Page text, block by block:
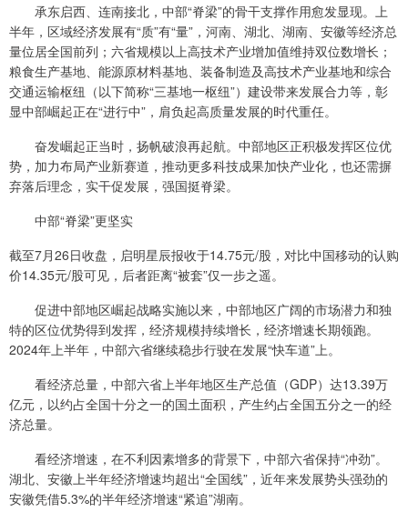
承东启西、连南接北，中部“脊梁”的骨干支撑作用愈发显现。上
半年，区域经济发展有“质”有“量”，河南、湖北、湖南、安徽等经济总
量位居全国前列；六省规模以上高技术产业增加值维持双位数增长；
粮食生产基地、能源原材料基地、装备制造及高技术产业基地和综合
交通运输枢纽（以下简称“三基地一枢纽”）建设带来发展合力等，彰
显中部崛起正在“进行中”，肩负起高质量发展的时代重任。
奋发崛起正当时，扬帆破浪再起航。中部地区正积极发挥区位优
势，加力布局产业新赛道，推动更多科技成果加快产业化，也还需摒
弃落后理念，实干促发展，强国挺脊梁。
中部“脊梁”更坚实
截至7月26日收盘，启明星辰报收于14.75元/股，对比中国移动的认购
价14.35元/股可见，后者距离“被套”仅一步之遥。
促进中部地区崛起战略实施以来，中部地区广阔的市场潜力和独
特的区位优势得到发挥，经济规模持续增长，经济增速长期领跑。
2024年上半年，中部六省继续稳步行驶在发展“快车道”上。
看经济总量，中部六省上半年地区生产总值（GDP）达13.39万
亿元，以约占全国十分之一的国土面积，产生约占全国五分之一的经
济总量。
看经济增速，在不利因素增多的背景下，中部六省保持“冲劲”。
湖北、安徽上半年经济增速均超出“全国线”，近年来发展势头强劲的
安徽凭借5.3%的半年经济增速“紧追”湖南。